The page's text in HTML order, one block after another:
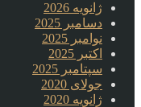
ژانویه 2026
دسامبر 2025
نوامبر 2025
اکتبر 2025
سپتامبر 2025
جولای 2020
ژانویه 2020